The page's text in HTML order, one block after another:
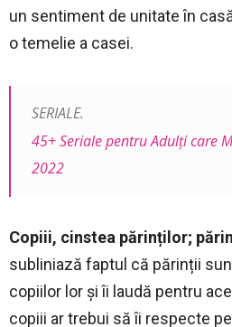
un sentiment de unitate în
o temelie a casei.
SERIALE.
45+ Seriale pentru Adulți care
2022
Copiii, cinstea părinților;
subliniază faptul că părinții
copiilor lor și îi laudă pentru
copiii ar trebui să îi respecte